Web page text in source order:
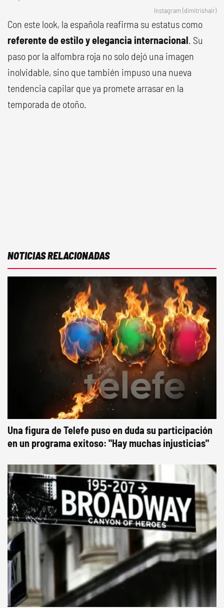
Instagram (dimitrishair)
Con este look, la española reafirma su estatus como
referente de estilo y elegancia internacional. Su
paso por la alfombra roja no solo dejó una imagen
inolvidable, sino que también impuso una nueva
tendencia capilar que ya promete arrasar en la
temporada de otoño.
NOTICIAS RELACIONADAS
Una figura de Telefe puso en duda su participación
en un programa exitoso: "Hay muchas injusticias"